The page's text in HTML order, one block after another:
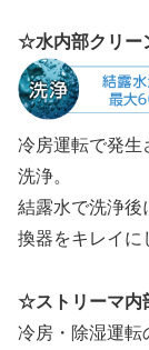
☆水内部クリー
冷房運転で発生
洗浄。
結露水で洗浄後
換器をキレイに
☆ストリーマ内
冷房・除湿運転